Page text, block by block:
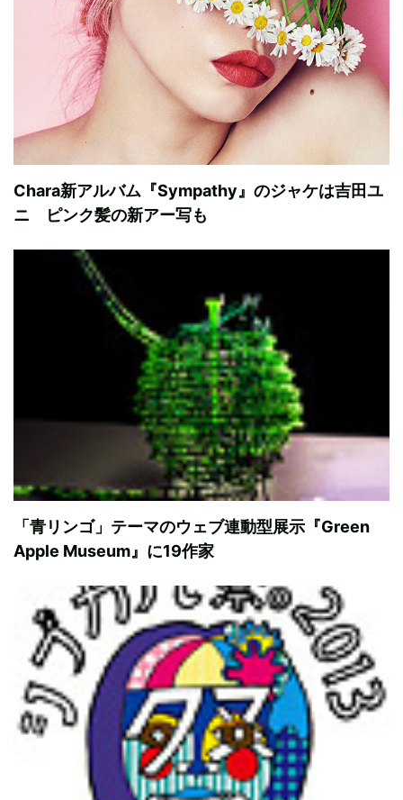
Chara新アルバム『Sympathy』のジャケは吉田ユ
ニ ピンク髪の新アー写も
「青リンゴ」テーマのウェブ連動型展示『Green
Apple Museum』に19作家